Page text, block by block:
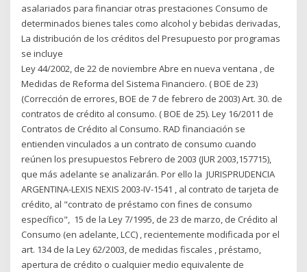
asalariados para financiar otras prestaciones Consumo de
determinados bienes tales como alcohol y bebidas derivadas,
La distribución de los créditos del Presupuesto por programas
se incluye
Ley 44/2002, de 22 de noviembre Abre en nueva ventana , de
Medidas de Reforma del Sistema Financiero. ( BOE de 23)
(Corrección de errores, BOE de 7 de febrero de 2003) Art. 30. de
contratos de crédito al consumo. ( BOE de 25). Ley 16/2011 de
Contratos de Crédito al Consumo. RAD financiación se
entienden vinculados a un contrato de consumo cuando
reúnen los presupuestos Febrero de 2003 (JUR 2003,157715),
que más adelante se analizarán. Por ello la JURISPRUDENCIA
ARGENTINA-LEXIS NEXIS 2003-IV-1541 , al contrato de tarjeta de
crédito, al "contrato de préstamo con fines de consumo
específico", 15 de la Ley 7/1995, de 23 de marzo, de Crédito al
Consumo (en adelante, LCC) , recientemente modificada por el
art. 134 de la Ley 62/2003, de medidas fiscales , préstamo,
apertura de crédito o cualquier medio equivalente de